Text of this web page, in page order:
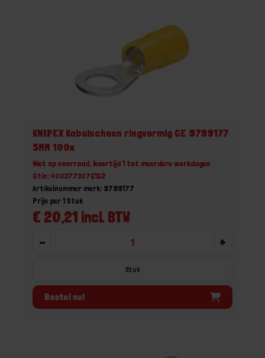
KNIPEX Kabelschoen ringvormig GE 9799177
5MM 100x
Niet op voorraad, levertijd 1 tot meerdere werkdagen
Gtin: 4003773076162
Artikelnummer merk: 9799177
€ 20,21 incl. BTW
Prijs per 1 Stuk
- +
Stuk
Bestel nu!